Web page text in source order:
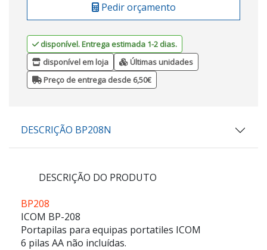
Pedir orçamento
disponível. Entrega estimada 1-2 dias.
disponível em loja
Últimas unidades
Preço de entrega desde 6,50€
DESCRIÇÃO BP208N
DESCRIÇÃO DO PRODUTO
BP208
ICOM BP-208
Portapilas para equipas portatiles ICOM
6 pilas AA não incluídas.